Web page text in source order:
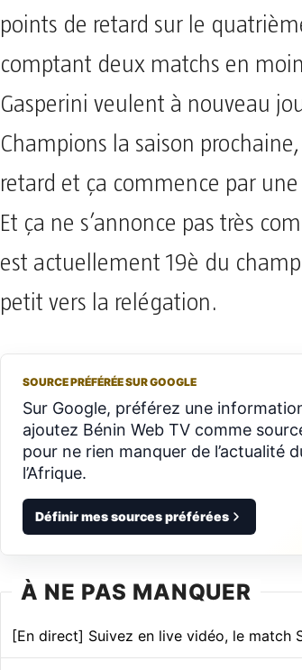
points de retard sur le
comptant deux matchs en
Gasperini veulent à nouveau
Champions la saison
retard et ça commence par
Et ça ne s’annonce pas très
est actuellement 19è du
petit vers la relégation.
SOURCE PRÉFÉRÉE SUR GOOGLE
Sur Google, préférez une
ajoutez Bénin Web TV comme
pour ne rien manquer de l’actualité
l’Afrique.
Définir mes sources préférées
À NE PAS MANQUER
[En direct] Suivez en live vidéo, le match